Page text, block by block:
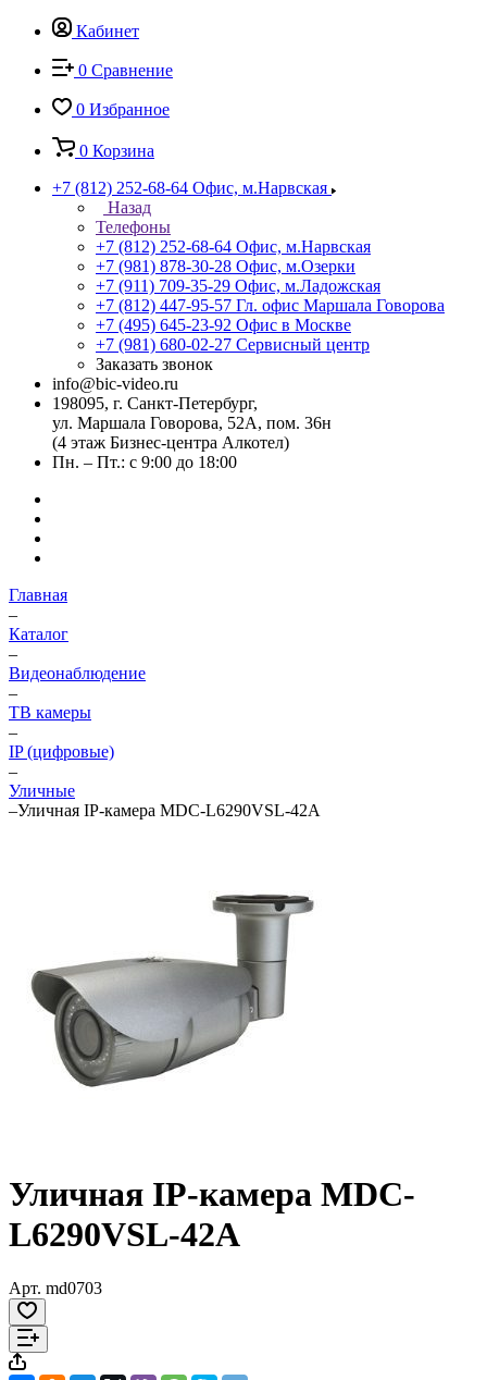
Кабинет
0 Сравнение
0 Избранное
0 Корзина
+7 (812) 252-68-64 Офис, м.Нарвская
Назад
Телефоны
+7 (812) 252-68-64 Офис, м.Нарвская
+7 (981) 878-30-28 Офис, м.Озерки
+7 (911) 709-35-29 Офис, м.Ладожская
+7 (812) 447-95-57 Гл. офис Маршала Говорова
+7 (495) 645-23-92 Офис в Москве
+7 (981) 680-02-27 Сервисный центр
Заказать звонок
info@bic-video.ru
198095, г. Санкт-Петербург,
ул. Маршала Говорова, 52А, пом. 36н
(4 этаж Бизнес-центра Алкотел)
Пн. – Пт.: с 9:00 до 18:00
Главная
–
Каталог
–
Видеонаблюдение
–
ТВ камеры
–
IP (цифровые)
–
Уличные
–Уличная IP-камера MDC-L6290VSL-42A
Уличная IP-камера MDC-
L6290VSL-42A
Арт. md0703